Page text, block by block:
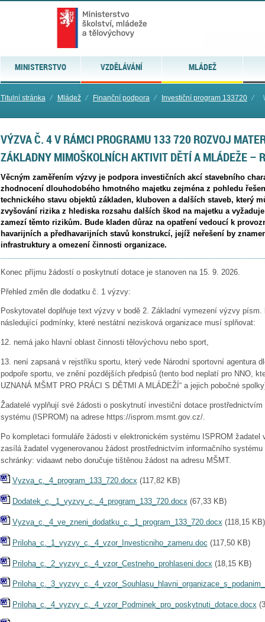
MINISTERSTVO VZDĚLÁVÁNÍ MLÁDEŽ
Titulní stránka ⁄ Mládež ⁄ Finanční podpora ⁄ Investiční program 133720 ⁄
VÝZVA Č. 4 V RÁMCI PROGRAMU 133 720 ROZVOJ
ZÁKLADNY MIMOŠKOLNÍCH AKTIVIT DĚTÍ A MLÁDEŽE –
Věcným zaměřením výzvy je podpora investičních akcí stavebního
zhodnocení dlouhodobého hmotného majetku zejména z pohledu
technického stavu objektů základen, kluboven a dalších staveb, který
zvyšování rizika z hlediska rozsahu dalších škod na majetku a
zamezí těmto rizikům. Bude kladen důraz na opatření vedoucí k
havarijních a předhavarijních stavů konstrukcí, jejíž neřešení by
infrastruktury a omezení činnosti organizace.
Konec příjmu žádostí o poskytnutí dotace je stanoven na 15. 9. 2026.
Přehled změn dle dodatku č. 1 výzvy:
Poskytovatel doplňuje text výzvy v bodě 2. Základní vymezení výzvy písm.
následující podmínky, které nestátní nezisková organizace musí splňovat:
12. nemá jako hlavní oblast činnosti tělovýchovu nebo sport,
13. není zapsaná v rejstříku sportu, který vede Národní sportovní agentura
podpoře sportu, ve znění pozdějších předpisů (tento bod neplatí pro NNO,
UZNANÁ MŠMT PRO PRÁCI S DĚTMI A MLÁDEŽÍ“ a jejich pobočné
Žadatelé vyplňují své žádosti o poskytnutí investiční dotace prostřednictvím
systému (ISPROM) na adrese https://isprom.msmt.gov.cz/.
Po kompletaci formuláře žádosti v elektronickém systému ISPROM žadatel
zasílá žadatel vygenerovanou žádost prostřednictvím informačního
schránky: vidaawt nebo doručuje tištěnou žádost na adresu MŠMT.
Vyzva_c._4_program_133_720.docx (117,82 KB)
Dodatek_c._1_vyzvy_c._4_program_133_720.docx (67,33 KB)
Vyzva_c._4_ve_zneni_dodatku_c._1_program_133_720.docx (118,15 KB)
Priloha_c._1_vyzvy_c._4_vzor_Investicniho_zameru.doc (117,50 KB)
Priloha_c._2_vyzvy_c._4_vzor_Cestneho_prohlaseni.docx (18,15 KB)
Priloha_c._4_vyzvy_c._4_vzor_Podminek_pro_poskytnuti_dotace.docx (